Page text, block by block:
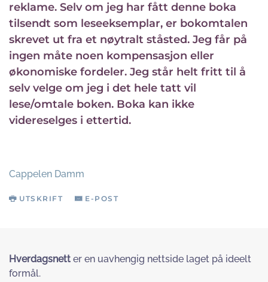
reklame. Selv om jeg har fått denne boka
tilsendt som leseeksemplar, er bokomtalen
skrevet ut fra et nøytralt ståsted. Jeg får på
ingen måte noen kompensasjon eller
økonomiske fordeler. Jeg står helt fritt til å
selv velge om jeg i det hele tatt vil
lese/omtale boken. Boka kan ikke
videreselges i ettertid.
Cappelen Damm
UTSKRIFT E-POST
Hverdagsnett er en uavhengig nettside laget på ideelt
formål.